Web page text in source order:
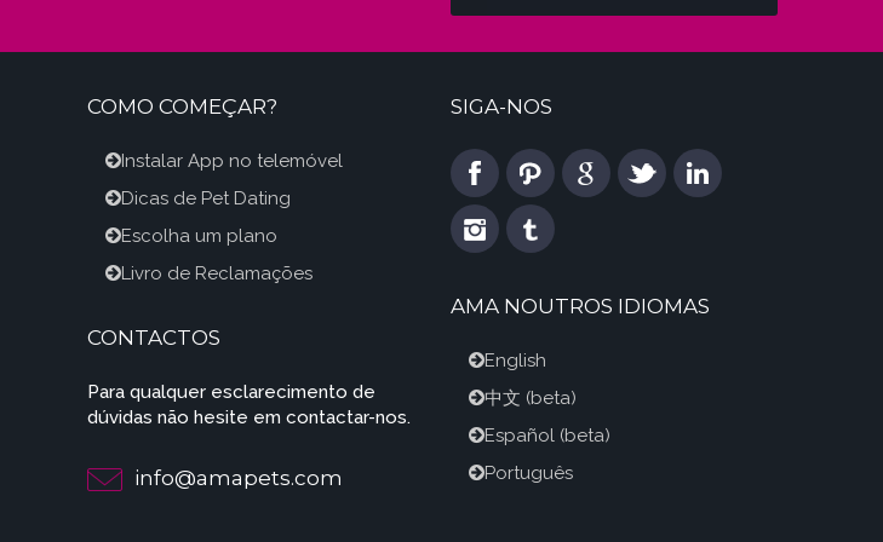
COMO COMEÇAR?
Instalar App no telemóvel
Dicas de Pet Dating
Escolha um plano
Livro de Reclamações
CONTACTOS
Para qualquer esclarecimento de
dúvidas não hesite em contactar-nos.
info@amapets.com
SIGA-NOS
AMA NOUTROS IDIOMAS
English
中文 (beta)
Español (beta)
Português